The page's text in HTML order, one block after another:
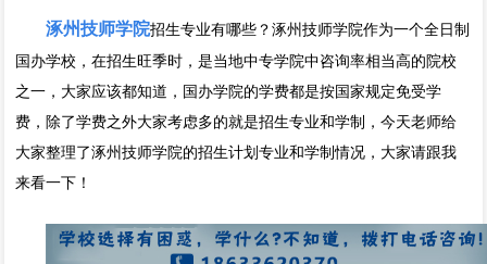
涿州技师学院招生专业有哪些？涿州技师学院作为一个全日制
国办学校，在招生旺季时，是当地中专学院中咨询率相当高的院校
之一，大家应该都知道，国办学院的学费都是按国家规定免受学
费，除了学费之外大家考虑多的就是招生专业和学制，今天老师给
大家整理了涿州技师学院的招生计划专业和学制情况，大家请跟我
来看一下！